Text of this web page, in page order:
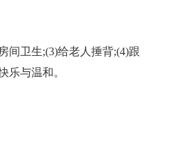
间卫生;(3)给老人捶背;(4)跟
乐与温和。